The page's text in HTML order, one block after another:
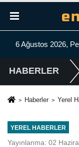
6 Ağustos 2026,
HABERLER
Haberler Yerel
YEREL HABERLER
Yayınlanma: 02